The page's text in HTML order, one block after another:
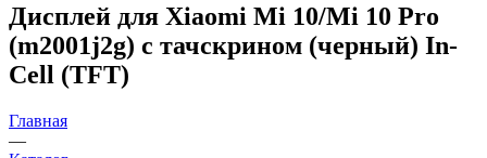
Дисплей для Xiaomi Mi 10/Mi 10 Pro
(m2001j2g) с тачскрином (черный) In-
Cell (TFT)
Главная
—